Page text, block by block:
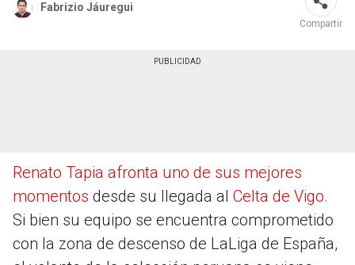
Fabrizio Jáuregui
Compartir
Renato Tapia afronta uno de sus mejores
momentos desde su llegada al Celta de Vigo.
Si bien su equipo se encuentra comprometido
con la zona de descenso de LaLiga de España,